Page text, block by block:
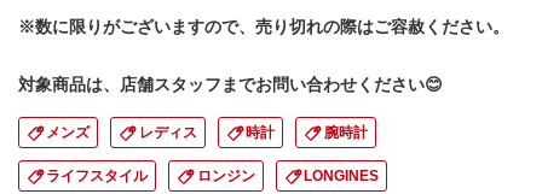
※数に限りがございますので、売り切れの際はご容赦ください。
対象商品は、店舗スタッフまでお問い合わせください😊
メンズ レディス 時計 腕時計
ライフスタイル ロンジン LONGINES